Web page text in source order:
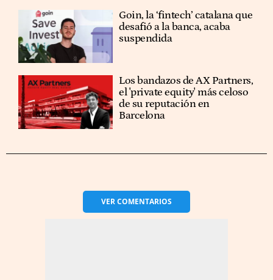
Goin, la ‘fintech’ catalana que
desafió a la banca, acaba
suspendida
Los bandazos de AX Partners,
el 'private equity' más celoso
de su reputación en
Barcelona
VERCOMENTARIOS